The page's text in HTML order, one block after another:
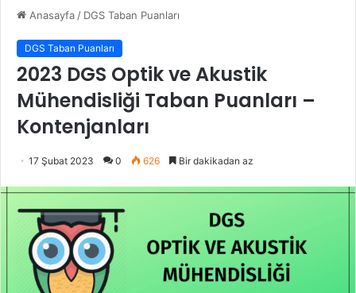
Anasayfa / DGS Taban Puanları
DGS Taban Puanları
2023 DGS Optik ve Akustik
Mühendisliği Taban Puanları –
Kontenjanları
17 Şubat 2023 0 626 Bir dakikadan az